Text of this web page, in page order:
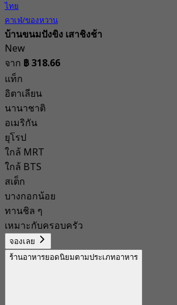
ไทย
คาเฟ่/ของหวาน
บ้านขนมปังขิง เสาชิงช้า
New
จาก ฿ 318.66
แท็ก
อิตาเลียน
นานาชาติ
อเมริกัน
ยุโรป
ใกล้ MRT
ใกล้ BTS
สเต็ก
บางกอกน้อย
ทานชิล ๆ
เหมาะกับครอบครัว
จองเลย
ร้านอาหารยอดนิยมตามประเภทอาหาร